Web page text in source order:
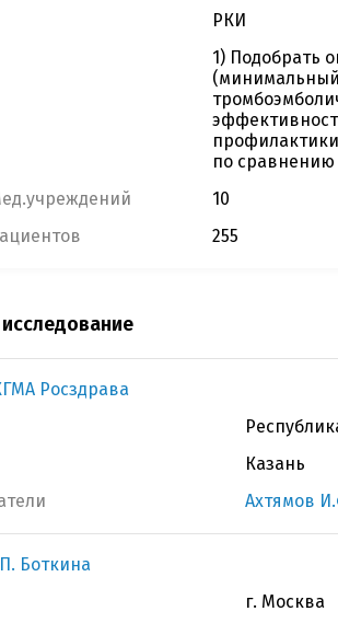
РКИ
1) Подобрать
(минимальный
по сравнению
10
255
Росздрава
Казань
Ахтямов
Боткина
г. Москва